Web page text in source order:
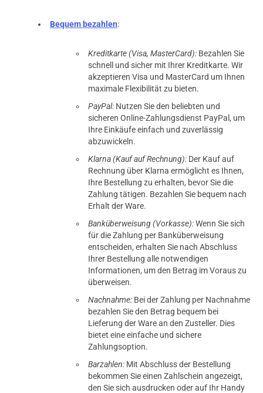
Bequem bezahlen:
Kreditkarte (Visa, MasterCard): Bezahlen Sie
schnell und sicher mit Ihrer Kreditkarte. Wir
akzeptieren Visa und MasterCard um Ihnen
maximale Flexibilität zu bieten.
PayPal: Nutzen Sie den beliebten und
sicheren Online-Zahlungsdienst PayPal, um
Ihre Einkäufe einfach und zuverlässig
abzuwickeln.
Klarna (Kauf auf Rechnung): Der Kauf auf
Rechnung über Klarna ermöglicht es Ihnen,
Ihre Bestellung zu erhalten, bevor Sie die
Zahlung tätigen. Bezahlen Sie bequem nach
Erhalt der Ware.
Banküberweisung (Vorkasse):Wenn Sie sich
für die Zahlung per Banküberweisung
entscheiden, erhalten Sie nach Abschluss
Ihrer Bestellung alle notwendigen
Informationen, um den Betrag im Voraus zu
überweisen.
Nachnahme: Bei der Zahlung per Nachnahme
bezahlen Sie den Betrag bequem bei
Lieferung der Ware an den Zusteller. Dies
bietet eine einfache und sichere
Zahlungsoption.
Barzahlen: Mit Abschluss der Bestellung
bekommen Sie einen Zahlschein angezeigt,
den Sie sich ausdrucken oder auf Ihr Handy